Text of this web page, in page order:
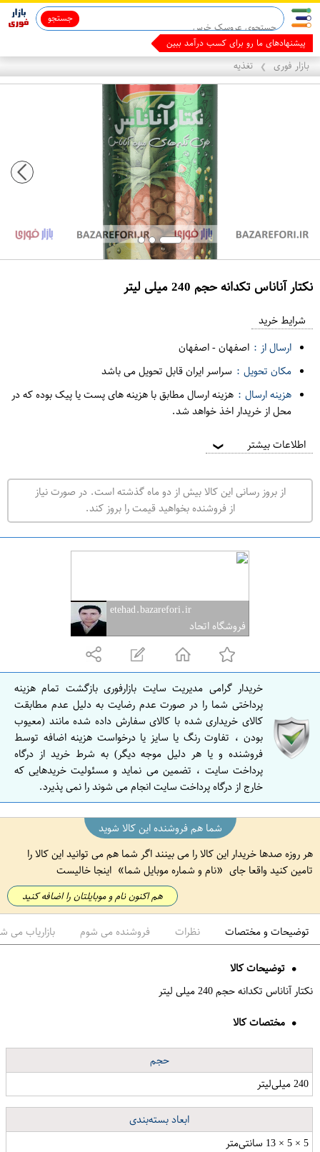
جستجو
مالک
بازار فوری ❯ تغذیه
نکتار آناناس تکدانه حجم 240 میلی لیتر
ف
ر
ت
ه
ر
ا
ص
ه
ا
ص
ف
ه
ن
شرایط خرید
ارسال از : اصفهان-اصفهان
مکان تحویل : سراسر ایران قابل تحویل می باشد
هزینه ارسال : هزینه ارسال مطابق با هزینه های پست یا پیک بوده که در
محل از خریدار اخذ خواهد شد.
اطلاعات بیشتر ❯
از بروز رسانی این کالا بیش از دو ماه گذشته است. در صورت نیاز
از فروشنده بخواهید قیمت را بروز کند.
etehad.bazarefori.ir
فروشگاه اتحاد
خریدار گرامی مدیریت سایت بازارفوری بازگشت تمام هزینه
پرداختی شما را در صورت عدم رضایت به دلیل عدم مطابقت
کالای خریداری شده با کالای سفارش داده شده مانند (معیوب
بودن ، تفاوت رنگ یا سایز یا درخواست هزینه اضافه توسط
فروشنده و یا هر دلیل موجه دیگر) به شرط خرید از درگاه
پرداخت سایت ، تضمین می نماید و مسئولیت خریدهایی که
خارج از درگاه پرداخت سایت انجام می شوند را نمی پذیرد.
شما هم فروشنده این کالا شوید
هر روزه صدها خریدار این کالا را می بینند اگر شما هم می توانید این کالا را
تامین کنید واقعا جای
نام و شماره موبایل شما اینجا خالیست
هم اکنون نام و موبایلتان را اضافه کنید
توضیحات و مختصات نظرات فروشنده می شوم بازاریاب می
توضیحات کالا
نکتار آناناس تکدانه حجم 240 میلی لیتر
مختصات کالا
حجم
240 میلی‌لیتر
ابعاد بسته‌بندی
5 × 5 × 13 سانتی‌متر